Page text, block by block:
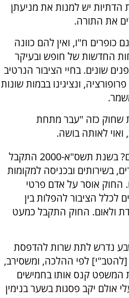
הדתיות יש למנות את מניעתן
את התורה.
כופרים ח"ו, ואין להם כוונה
החדשות של חופש ובעיקר
שונים. בחיי הציבור הנרטיב
פרופורציה, ונציגינו בבמות שונות
שחוק כזה "עבר מתחת
לאותה בושה.
כלפי מה הדברים אמורים? בשנת תשס"א-2000 התקבל
בשירותים ובכניסה למקומות
החוק אוסר על אדם פרטי
לכלל הציבור להפלות בין
ולאום. החוק התקבל כמעט
נדרש לתת שרות להדפסת
[להטב"י] לפי ההלכה, ומשסירב,
המשפט קנס אותו בחמישים
אולם יקב פסגות בשער בנימין